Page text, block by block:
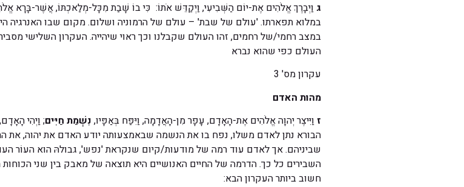
ג וַיְבָרֶךְ אֱלֹהִים אֶת-יוֹם הַשְּׁבִיעִי, וַיְקַדֵּשׁ אֹתוֹ: כִּי בוֹ שָׁבַת מִכָּל-מְלַאכְתּוֹ, אֲשֶׁר-בָּרָא
במלוא תפארתו. 'עולם של שבת' – עולם של הרמוניה ושלום. מקום שבו האנרגיה
במצב רחמי/של רחמים, זהו העולם שקבלנו וכך ראוי שיהייה. העקרון השלישי
העולם כפי שהוא נברא
עקרון מס' 3
מהות האדם
ז וַיִּיצֶר יְהוָה אֱלֹהִים אֶת-הָאָדָם, עָפָר מִן-הָאֲדָמָה, וַיִּפַּח בְּאַפָּיו, נִשְׁמַת חַיִּים; וַיְהִי
הבורא נתן לאדם משלו, נפח בו את הנשמה שבאמצעותה יודע האדם את יהוה, את
שביניהם. אך לאדם עוד רמה של מודעות/קיום שנקראת 'נפש', גבולהּ הוא העוֹר
השבירים כל כך. הדרמה של החיים האנושיים היא תוצאה של מאבק בין שני הכוחות
חשוב ביותר העקרון הבא: